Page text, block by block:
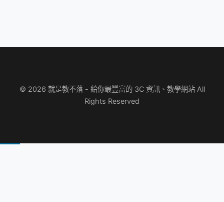
© 2026 就是教不落 - 給你最豐富的 3C 資訊、教學網站 All
Rights Reserved